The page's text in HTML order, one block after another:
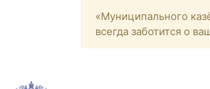
«Муниципального
всегда заботится о